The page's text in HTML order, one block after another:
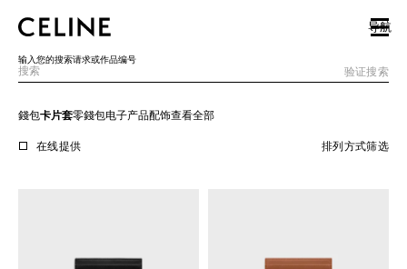
SKIP TO FOOTER CONTENT
跳转至主导览页
导航
输入您的搜索请求或作品编号
验证搜索
錢包卡片套零錢包电子产品配饰查看全部
在线提供 排列方式筛选
欧洲